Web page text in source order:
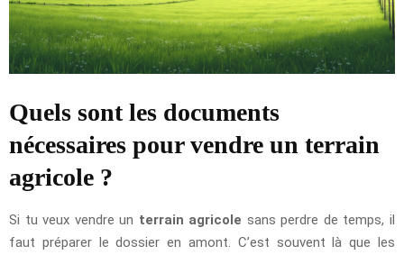
Quels sont les documents
nécessaires pour vendre un terrain
agricole ?
Si tu veux vendre un terrain agricole sans perdre de temps, il
faut préparer le dossier en amont. C’est souvent là que les